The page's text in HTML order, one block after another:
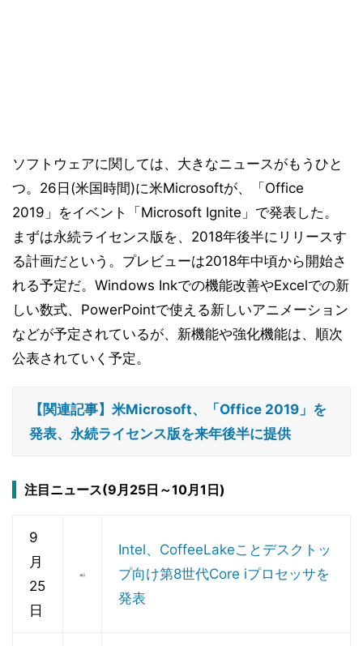
ソフトウェアに関しては、大きなニュースがもうひと
つ。26日(米国時間)に米Microsoftが、「Office
2019」をイベント「Microsoft Ignite」で発表した。
まずは永続ライセンス版を、2018年後半にリリースす
る計画だという。プレビューは2018年中頃から開始さ
れる予定だ。Windows Inkでの機能改善やExcelでの新
しい数式、PowerPointで使える新しいアニメーション
などが予定されているが、新機能や強化機能は、順次
公表されていく予定。
【関連記事】米Microsoft、「Office 2019」を
発表、永続ライセンス版を来年後半に提供
注目ニュース(9月25日～10月1日)
9
月
25
日
Intel、CoffeeLakeことデスクトッ
プ向け第8世代Core iプロセッサを
発表